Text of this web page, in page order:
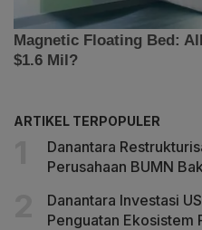
ARTIKEL TERPOPULER
Danantara
Perusahaan BUMN
Danantara Investasi
Penguatan Ekosistem